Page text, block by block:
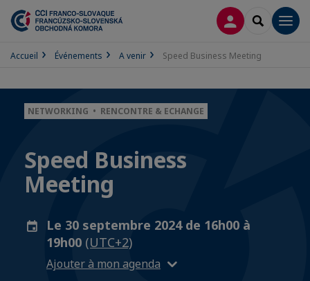
CONNEXION
Accueil Événements A venir Speed Business Meeting
NETWORKING • RENCONTRE & ECHANGE
Speed Business
Meeting
Le 30 septembre 2024 de 16h00 à
19h00 (UTC+2)
Ajouter à mon agenda